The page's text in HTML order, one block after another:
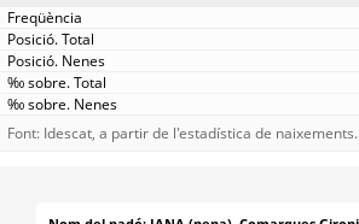
Font: Idescat, a partir de l'estadística de naixements.